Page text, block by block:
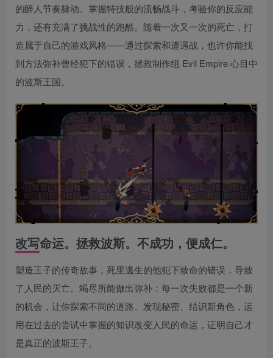
的醉人节奏脉动。掌握特技般的流畅战斗，考验你的反应能
力，还有充满了挑战性的跑酷。随着一次又一次的死亡，打
造属于自己的游戏风格——通过探索和遭遇战，也许你能找
到方法弥补曾经犯下的错误，拯救制作组 Evil Empire 心目中
的波斯王国。
改写命运。拯救波斯。不成功，便成仁。
塑造王子的传奇故事，死里逃生的他犯下致命的错误，导致
了人民的灭亡。竭尽所能做出弥补：每一次失败都是一个新
的机会，让你探索不同的道路、发现秘密、结识新角色，运
用在过去的尝试中掌握的知识改变人民的命运，证明自己才
是真正的波斯王子。